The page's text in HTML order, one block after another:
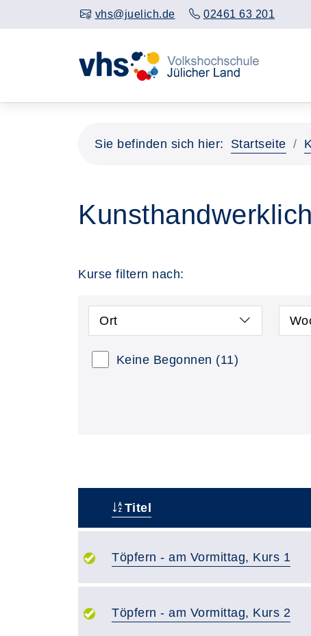
vhs@juelich.de 02461 63 201
Sie befinden sich hier: Startseite
Kurse filtern nach:
Ort
Keine Begonnen (11)
Titel
Töpfern - am Vormittag, Kurs 1
Töpfern - am Vormittag, Kurs 2